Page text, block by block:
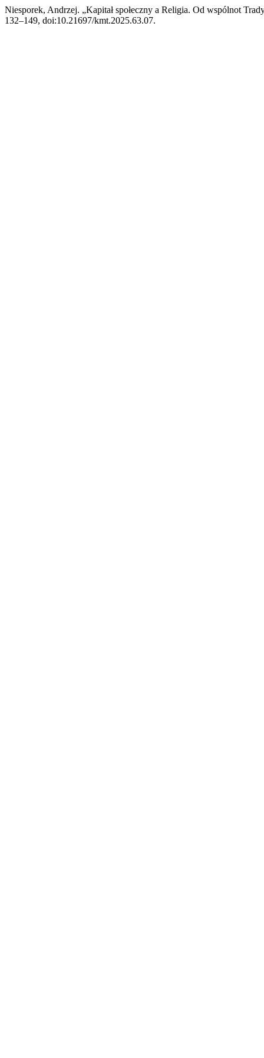
Niesporek, Andrzej. „Kapitał społeczny a Religia. Od wspólnot
132–149, doi:10.21697/kmt.2025.63.07.